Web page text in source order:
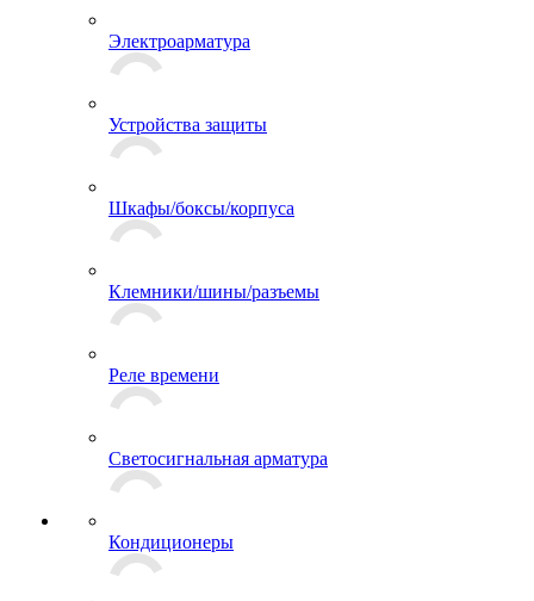
Электроарматура
Устройства защиты
Шкафы/боксы/корпуса
Клемники/шины/разъемы
Реле времени
Светосигнальная арматура
Кондиционеры